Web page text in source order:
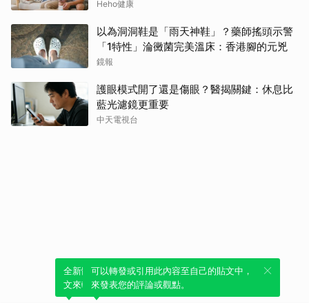
Heho健康
以為洞洞鞋是「雨天神鞋」？藥師搖頭示警
「1特性」淪黴菌完美溫床：香港腳的元兇
鏡報
護眼模式開了還是傷眼？醫揭關鍵：休息比
藍光濾鏡更重要
中天電視台
全新體驗！一鍵引用此內容，透過發布貼
文來輕鬆表達個人立場。
可以轉發或引用此內容至自己的貼文中，
來發表您的評論或觀點。